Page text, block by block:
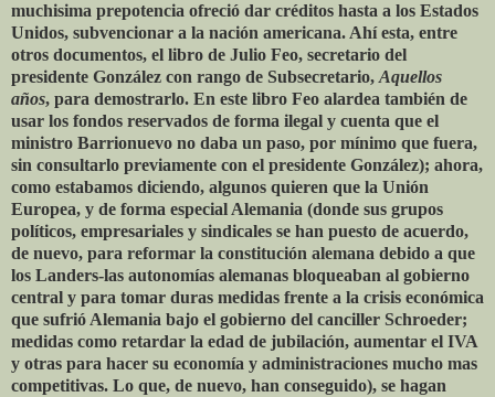
muchisima prepotencia ofreció dar créditos hasta a los Estados
Unidos, subvencionar a la nación americana. Ahí esta, entre
otros documentos, el libro de Julio Feo, secretario del
presidente González con rango de Subsecretario, Aquellos
años, para demostrarlo. En este libro Feo alardea también de
usar los fondos reservados de forma ilegal y cuenta que el
ministro Barrionuevo no daba un paso, por mínimo que fuera,
sin consultarlo previamente con el presidente González); ahora,
como estabamos diciendo, algunos quieren que la Unión
Europea, y de forma especial Alemania (donde sus grupos
políticos, empresariales y sindicales se han puesto de acuerdo,
de nuevo, para reformar la constitución alemana debido a que
los Landers-las autonomías alemanas bloqueaban al gobierno
central y para tomar duras medidas frente a la crisis económica
que sufrió Alemania bajo el gobierno del canciller Schroeder;
medidas como retardar la edad de jubilación, aumentar el IVA
y otras para hacer su economía y administraciones mucho mas
competitivas. Lo que, de nuevo, han conseguido), se hagan